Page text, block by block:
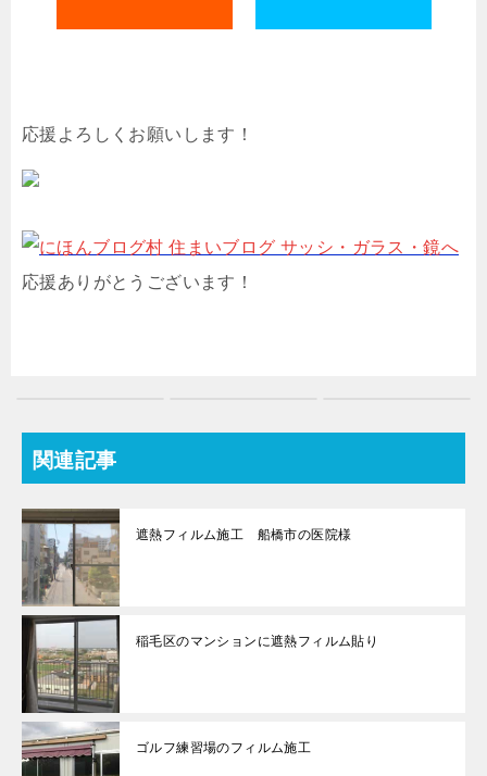
応援よろしくお願いします！
応援ありがとうございます！
関連記事
遮熱フィルム施工 船橋市の医院様
稲毛区のマンションに遮熱フィルム貼り
ゴルフ練習場のフィルム施工